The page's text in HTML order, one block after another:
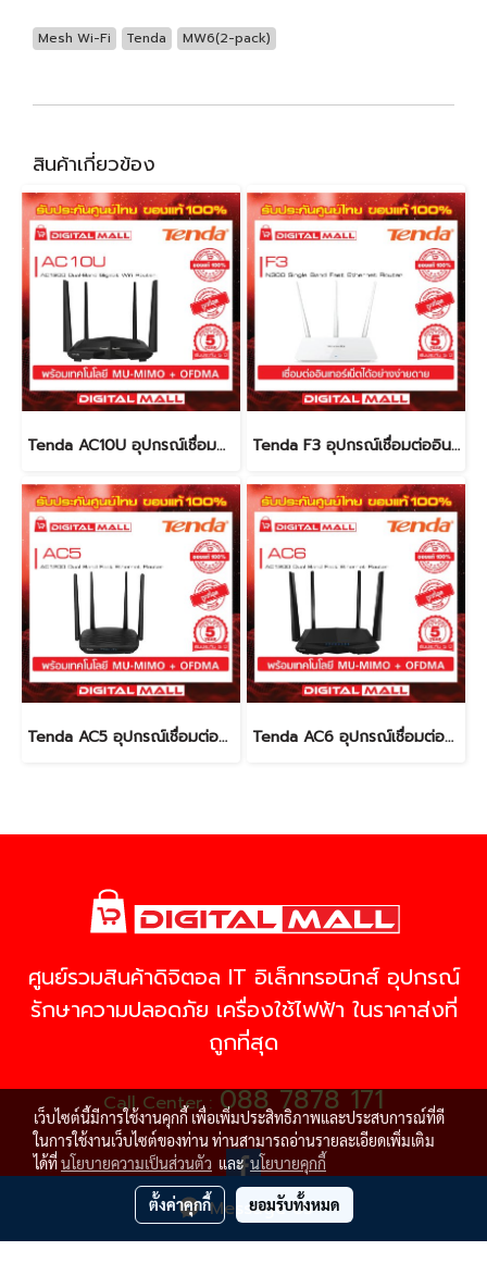
Message Us
Mesh Wi-Fi Tenda MW6(2-pack)
สินค้าเกี่ยวข้อง
Tenda AC10U อุปกรณ์เชื่อมต่ออินเตอร์เน็ต (Router) Tenda F3 อุปกรณ์เชื่อมต่ออินเตอร์เน็ต (Router)
Tenda AC5 อุปกรณ์เชื่อมต่ออินเตอร์เน็ต (Router) Tenda AC6 อุปกรณ์เชื่อมต่ออินเตอร์เน็ต (Router)
ศูนย์รวมสินค้าดิจิตอล IT อิเล็กทรอนิกส์ อุปกรณ์
รักษาความปลอดภัย เครื่องใช้ไฟฟ้า ในราคาส่งที่
ถูกที่สุด
Call Center : 088 7878 171
เว็บไซต์นี้มีการใช้งานคุกกี้ เพื่อเพิ่มประสิทธิภาพและประสบการณ์ที่ดี
ในการใช้งานเว็บไซต์ของท่าน ท่านสามารถอ่านรายละเอียดเพิ่มเติม
ได้ที่นโยบายความเป็นส่วนตัว และนโยบายคุกกี้
ตั้งค่าคุกกี้ ยอมรับทั้งหมด